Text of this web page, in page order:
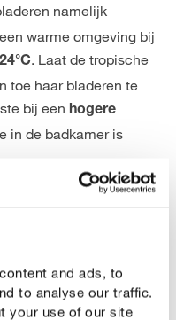
and ads, to
to analyse our traffic.
your use of our site
namelijk
warme omgeving bij
. Laat de tropische
toe haar bladeren te
bij een hogere
in de badkamer is
waardoor haar
de winter gaat de plant